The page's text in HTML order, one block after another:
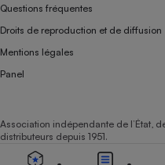
Questions fréquentes
Droits de reproduction et de diffusion
Mentions légales
Panel
Association indépendante de l’État,
distributeurs depuis 1951.